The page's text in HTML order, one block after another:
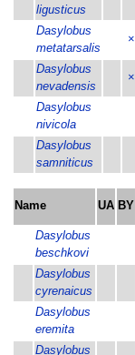
ligusticus
Dasylobus
metatarsalis
×
Dasylobus
nevadensis
×
Dasylobus
nivicola
Dasylobus
samniticus
Name UA BY
Dasylobus
beschkovi
Dasylobus
cyrenaicus
Dasylobus
eremita
Dasylobus